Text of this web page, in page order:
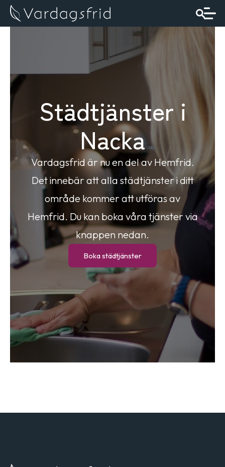
Städtjänster i
Nacka
Vardagsfrid är nu en del av Hemfrid.
Det innebär att alla städtjänster i ditt
område kommer att utföras av
Hemfrid. Du kan boka våra tjänster via
knappen nedan.
Boka städtjänster